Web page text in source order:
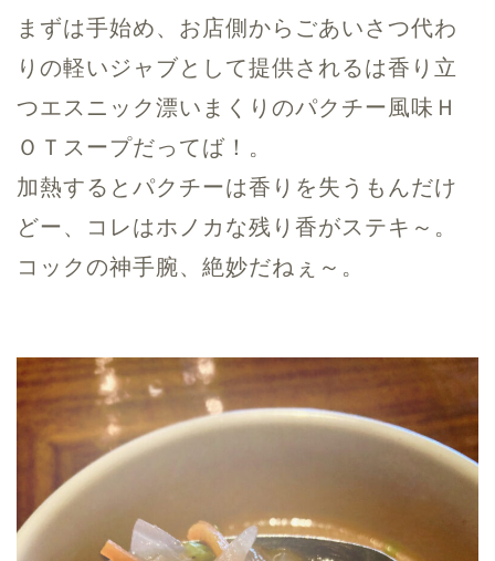
まずは手始め、お店側からごあいさつ代わ
りの軽いジャブとして提供されるは香り立
つエスニック漂いまくりのパクチー風味Ｈ
ＯＴスープだってば！。
加熱するとパクチーは香りを失うもんだけ
どー、コレはホノカな残り香がステキ～。
コックの神手腕、絶妙だねぇ～。